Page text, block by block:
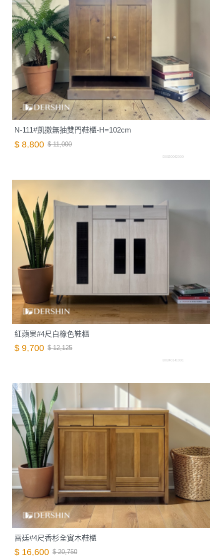
N-111#凱撒無抽雙門鞋櫃-H=102cm
$ 8,800 $ 11,000
D0020062000
紅蘋果#4尺白橡色鞋櫃
$ 9,700 $ 12,125
B0240141001
雷廷#4尺香杉全實木鞋櫃
$ 16,600 $ 20,750